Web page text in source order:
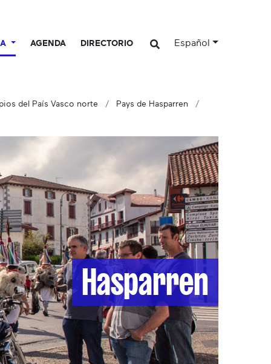
AGENDA DIRECTORIO Español
del País Vasco norte Pays de Hasparren
Hasparren